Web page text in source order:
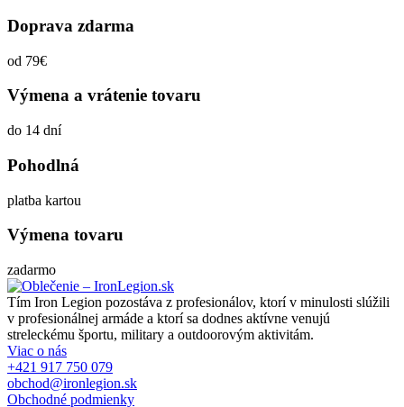
Doprava zdarma
od 79€
Výmena a vrátenie tovaru
do 14 dní
Pohodlná
platba kartou
Výmena tovaru
zadarmo
Tím Iron Legion pozostáva z profesionálov, ktorí v minulosti slúžili
v profesionálnej armáde a ktorí sa dodnes aktívne venujú
streleckému športu, military a outdoorovým aktivitám.
Viac o nás
+421 917 750 079
obchod@ironlegion.sk
Obchodné podmienky